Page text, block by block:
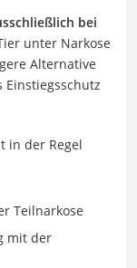
bei
unter Narkose
Alternative
in der Regel
Teilnarkose
mit der